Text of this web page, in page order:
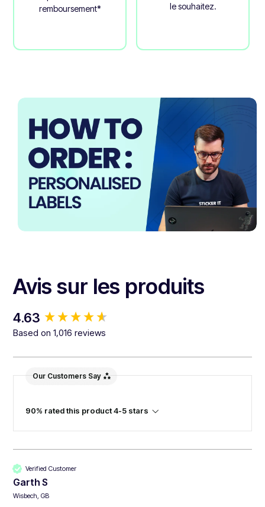
remboursement*
le souhaitez.
Avis sur les produits
4.63
Based on 1,016 reviews
Our Customers Say
90% rated this product 4-5 stars
Verified Customer
Garth S
Wisbech, GB
New content loaded